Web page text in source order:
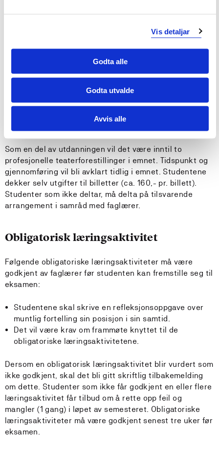
Vis detaljar
Godta alle
Godta utvalde
Avvis alle
Skikkethet
Lov om universiteter og høyskoler (universitets-og
Skikkavurdering - Høgskulen på
Vestlandet.
Som en del av utdanningen vil det være inntil to
profesjonelle teaterforestillinger i emnet. Tidspunkt og
gjennomføring vil bli avklart tidlig i emnet. Studentene
dekker selv utgifter til billetter (ca. 160,- pr. billett).
Studenter som ikke deltar, må delta på tilsvarende
arrangement i samråd med faglærer.
Obligatorisk læringsaktivitet
Følgende obligatoriske læringsaktiviteter må være
godkjent av faglærer før studenten kan fremstille seg til
eksamen:
Studentene skal skrive en refleksjonsoppgave over
muntlig fortelling sin posisjon i sin samtid.
Det vil være krav om frammøte knyttet til de
obligatoriske læringsaktivitetene.
Dersom en obligatorisk læringsaktivitet blir vurdert som
ikke godkjent, skal det bli gitt skriftlig tilbakemelding
om dette. Studenter som ikke får godkjent en eller flere
læringsaktivitet får tilbud om å rette opp feil og
mangler (1 gang) i løpet av semesteret. Obligatoriske
læringsaktiviteter må være godkjent senest tre uker før
eksamen.